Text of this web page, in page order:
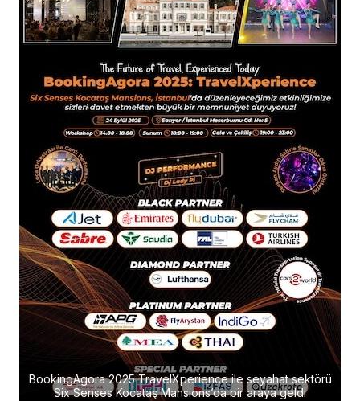
BookingAgora 2025 TravelXperience ile seyahat sektörü
Six Senses Kocataş Mansions’da bir araya geldi